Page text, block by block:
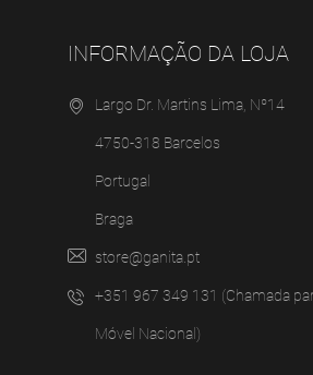
INFORMAÇÃO DA LOJA
Largo Dr. Martins Lima, Nº14
4750-318 Barcelos
Portugal
Braga
store@ganita.pt
+351 967 349 131 (Chamada
Móvel Nacional)